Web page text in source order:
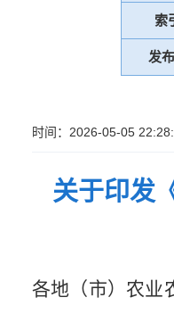
索
发
时间：2026-05-05
关于印发
各地 （市） 农业